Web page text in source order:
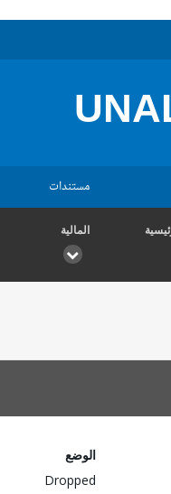
مستندات
المالية
الوضع
Dropped